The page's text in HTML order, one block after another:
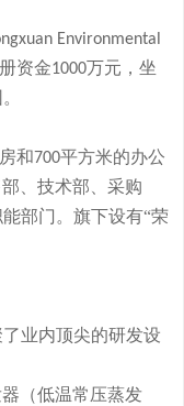
Environmental
资金1000万元，坐
和700平方米的办公
、技术部、采购
部门。旗下设有“荣
业内顶尖的研发设
（低温常压蒸发